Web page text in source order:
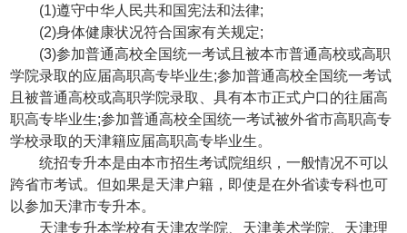
(1)遵守中华人民共和国宪法和法律;
(2)身体健康状况符合国家有关规定;
(3)参加普通高校全国统一考试且被本市普通高校或高职
学院录取的应届高职高专毕业生;参加普通高校全国统一考试
且被普通高校或高职学院录取、具有本市正式户口的往届高
职高专毕业生;参加普通高校全国统一考试被外省市高职高专
学校录取的天津籍应届高职高专毕业生。
统招专升本是由本市招生考试院组织，一般情况不可以
跨省市考试。但如果是天津户籍，即使是在外省读专科也可
以参加天津市专升本。
天津专升本学校有天津农学院、天津美术学院、天津理